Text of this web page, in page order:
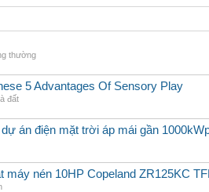
thường
5 Advantages Of Sensory Play
đất
án điện mặt trời áp mái gần
máy nén 10HP Copeland ZR125KC